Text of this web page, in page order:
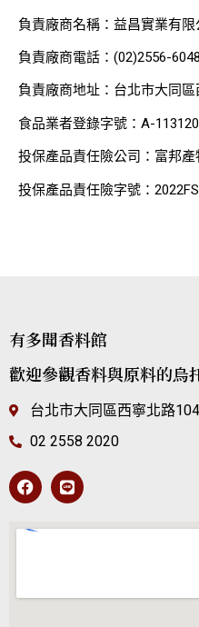
負責廠商名稱：益昌實業有限
負責廠商電話：(02)2556-6048
負責廠商地址：台北市大同
食品業者登錄字號：A-
投保產品責任險公司：富邦
投保產品責任險字號：
有多聞香料館
歡迎參觀香料與原料的烏
台北市大同區西寧北路
02 2558 2020